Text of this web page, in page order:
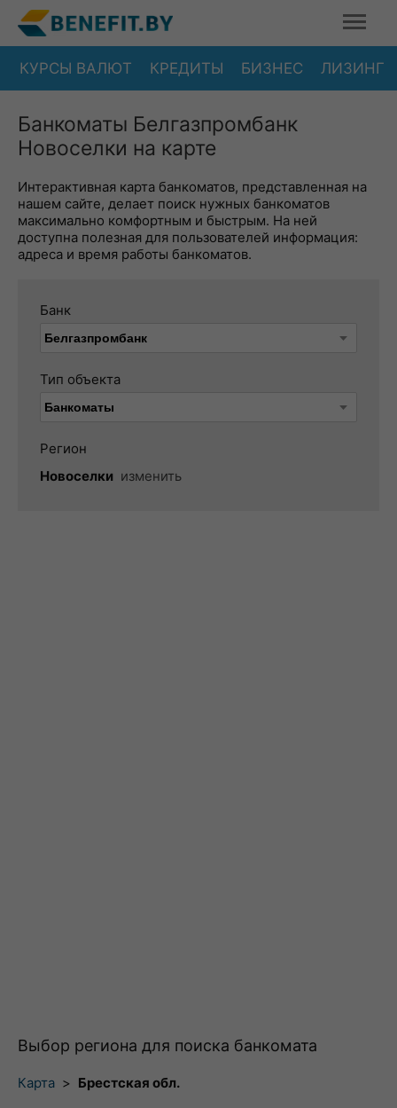
КУРСЫ ВАЛЮТ КРЕДИТЫ БИЗНЕС ЛИЗИНГ
Банкоматы Белгазпромбанк
Новоселки на карте
Интерактивная карта банкоматов, представленная на
нашем сайте, делает поиск нужных банкоматов
максимально комфортным и быстрым. На ней
доступна полезная для пользователей информация:
адреса и время работы банкоматов.
Банк
Тип объекта
Регион
Новоселки изменить
Выбор региона для поиска банкомата
Карта > Брестская обл.